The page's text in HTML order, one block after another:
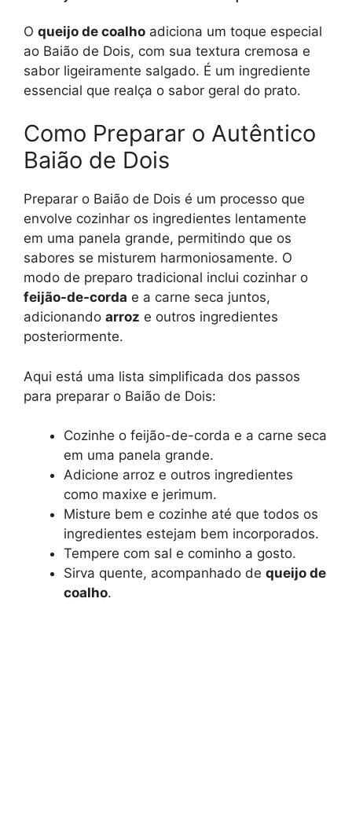
O queijo de coalho adiciona um toque especial
ao Baião de Dois, com sua textura cremosa e
sabor ligeiramente salgado. É um ingrediente
essencial que realça o sabor geral do prato.
Como Preparar o Autêntico
Baião de Dois
Preparar o Baião de Dois é um processo que
envolve cozinhar os ingredientes lentamente
em uma panela grande, permitindo que os
sabores se misturem harmoniosamente. O
modo de preparo tradicional inclui cozinhar o
feijão-de-corda e a carne seca juntos,
adicionando arroz e outros ingredientes
posteriormente.
Aqui está uma lista simplificada dos passos
para preparar o Baião de Dois:
Cozinhe o feijão-de-corda e a carne seca
em uma panela grande.
Adicione arroz e outros ingredientes
como maxixe e jerimum.
Misture bem e cozinhe até que todos os
ingredientes estejam bem incorporados.
Tempere com sal e cominho a gosto.
Sirva quente, acompanhado de queijo de
coalho.